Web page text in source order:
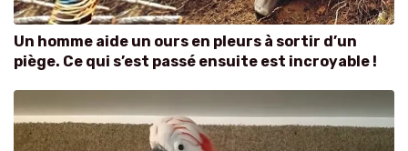
Un homme aide un ours en pleurs à sortir d’un
piège. Ce qui s’est passé ensuite est incroyable !